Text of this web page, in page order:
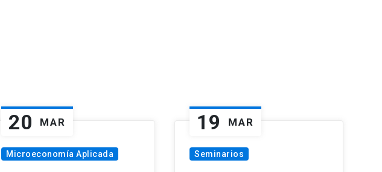
20 MAR
Microeconomía Aplicada
19 MAR
Seminarios